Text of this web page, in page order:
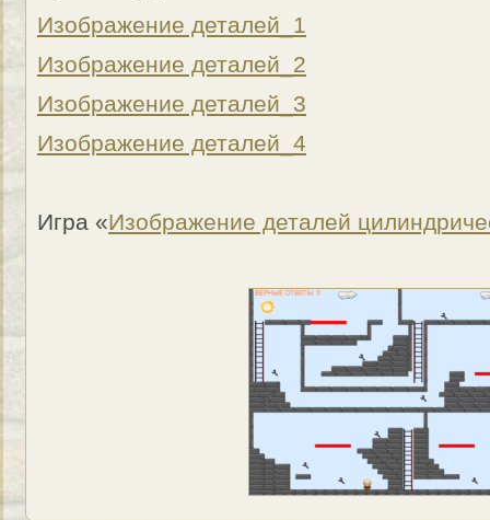
Изображение деталей_1
Изображение деталей_2
Изображение деталей_3
Изображение деталей_4
Игра «Изображение деталей